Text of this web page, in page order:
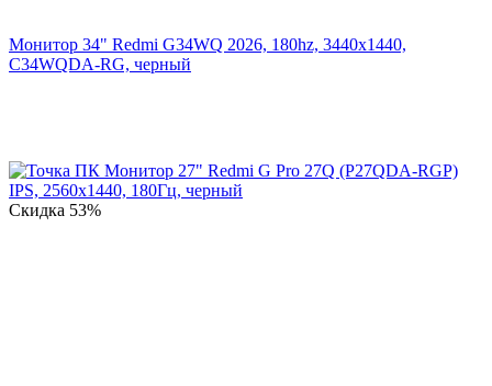
Монитор 34" Redmi G34WQ 2026, 180hz, 3440x1440,
C34WQDA-RG, черный
Скидка 53%